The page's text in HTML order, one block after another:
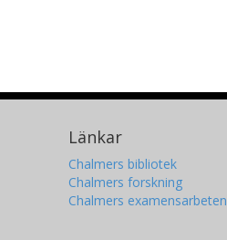
Länkar
Chalmers bibliotek
Chalmers forskning
Chalmers examensarbeten